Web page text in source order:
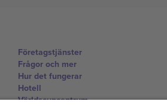
Företagstjänster
Frågor och mer
Hur det fungerar
Hotell
Världscupcentrum